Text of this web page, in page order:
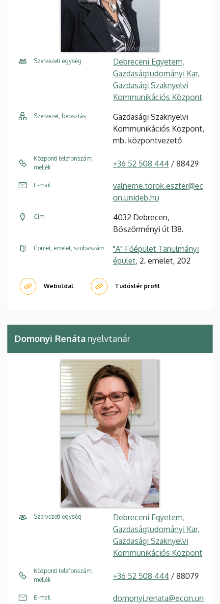
Szervezeti egység
Debreceni Egyetem,
Gazdaságtudományi Kar,
Gazdasági Szaknyelvi
Kommunikációs Központ
Szervezet, beosztás
Gazdasági Szaknyelvi
Kommunikációs Központ,
mb. központvezető
Központi telefonszám,
mellék
+36 52 508 444 / 88429
E-mail
valnerne.torok.eszter@ec
on.unideb.hu
Cím
4032 Debrecen,
Böszörményi út 138.
Épület, emelet, szobaszám
"A" Főépület Tanulmányi
épület, 2. emelet, 202
Weboldal Tudóstér profil
Domonyi Renáta nyelvtanár
Szervezeti egység
Debreceni Egyetem,
Gazdaságtudományi Kar,
Gazdasági Szaknyelvi
Kommunikációs Központ
Központi telefonszám,
mellék
+36 52 508 444 / 88079
E-mail
domonyi.renata@econ.un